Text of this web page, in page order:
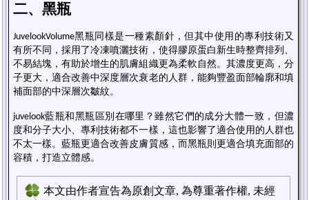
二、黑瓶
JuvelookVolume黑瓶同樣是一種素顏針，但其中使用的專利技術又
有所不同，採用了冷凍噴灑技術，使得膠原蛋白新生時整齊排列、
不易結塊，有助於增生的肌膚組織更為柔軟自然。其濃度更高，分
子更大，適合改善中深度層次衰老的人群，能夠豐盈面部輪廓和填
補面部的中深層次皺紋。
juvelook藍瓶和黑瓶區別 在哪里？雖然它們的成分大體一致，但濃
度和分子大小、專利技術都不一樣，這也影響了適合使用的人群也
不太一樣。藍瓶更適合改善皮膚質感，而黑瓶則更適合填充面部的
容積，打造立體感。
本文由作者宣告為原創文章, 為尊重著作權, 未經